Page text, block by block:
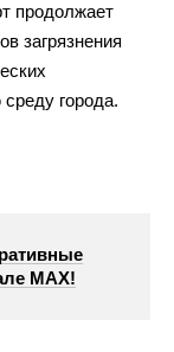
продолжает
загрязнения
города.
МАХ!